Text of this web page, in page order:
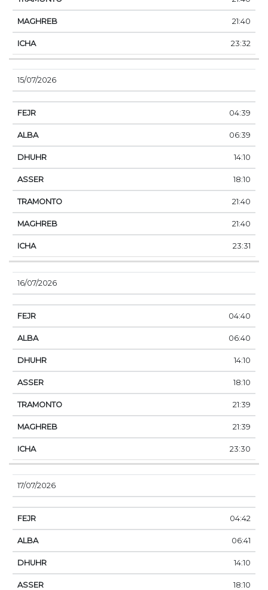
21:40
23:32
15/07/2026
04:39
06:39
14:10
18:10
21:40
21:40
23:31
16/07/2026
04:40
06:40
14:10
18:10
21:39
21:39
23:30
17/07/2026
04:42
06:41
14:10
18:10